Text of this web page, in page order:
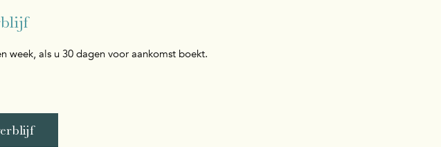
week, als u 30 dagen voor aankomst boekt.